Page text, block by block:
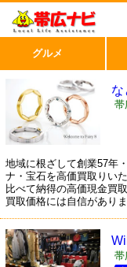
な
帯
地域に根ざして創業57年
ナ・宝石を高価買取りい
比べて納得の高価現金買
買取価格には自信があり
グルメ